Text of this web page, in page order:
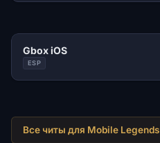
Gbox iOS
ESP
Все читы для Mobile Legends